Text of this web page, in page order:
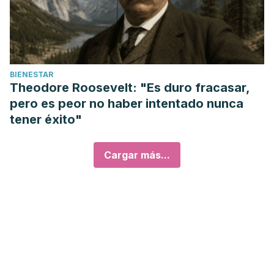
BIENESTAR
Theodore Roosevelt: "Es duro fracasar,
pero es peor no haber intentado nunca
tener éxito"
Cargar más...